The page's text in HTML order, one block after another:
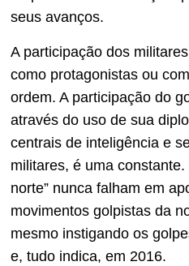
seus avanços.
A participação dos
como protagonistas ou
ordem. A participação do
através do uso de sua
centrais de inteligência e
militares, é uma constante.
norte” nunca falham em
movimentos golpistas da
mesmo instigando os
e, tudo indica, em 2016.